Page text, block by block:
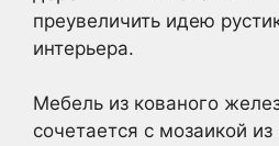
преувеличить идею
интерьера.
Мебель из кованого
сочетается с мозаикой